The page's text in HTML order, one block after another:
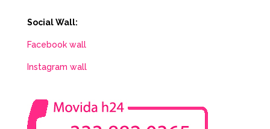
Social Wall:
Facebook wall
Instagram wall